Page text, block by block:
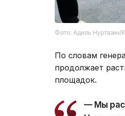
Фото: Адиль Нуртазин/
По словам
продолжает
площадок.
— Мы